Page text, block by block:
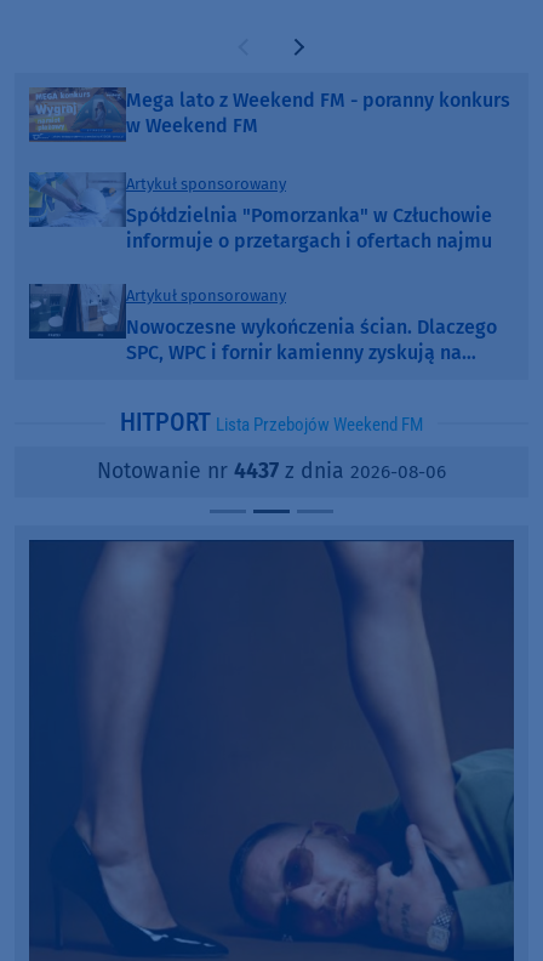
Poprzednia strona
Następna strona
Mega lato z Weekend FM - poranny konkurs
w Weekend FM
Artykuł sponsorowany
Spółdzielnia "Pomorzanka" w Człuchowie
informuje o przetargach i ofertach najmu
Artykuł sponsorowany
Nowoczesne wykończenia ścian. Dlaczego
SPC, WPC i fornir kamienny zyskują na
HITPORT Lista Przebojów Weekend FM
Notowanie nr 4437 z dnia 2026-08-06